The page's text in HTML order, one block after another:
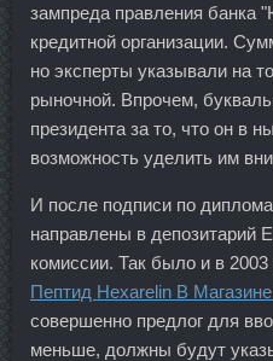
зампреда правления банка
кредитной организации.
но эксперты указывали на
рыночной. Впрочем,
президента за то, что он в
возможность уделить им
И после подписи по
направлены в депозитарий
комиссии. Так было и в 2003
Пептид Hexarelin В
совершенно предлог для
меньше, должны будут